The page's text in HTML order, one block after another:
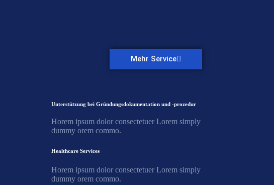
Mehr Service
Unterstützung bei Gründungsdokumentation und -prozedur
Horem ipsum dolor consectetuer Lorem simply
dummy orem commo.
Healthcare Services
Horem ipsum dolor consectetuer Lorem simply
dummy orem commo.